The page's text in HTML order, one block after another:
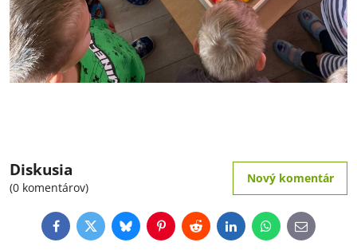
Diskusia
(0 komentárov)
Nový komentár
FacebookTwitterBlueskyPinterestRedditLinkedInWhatsApp
E-
mail